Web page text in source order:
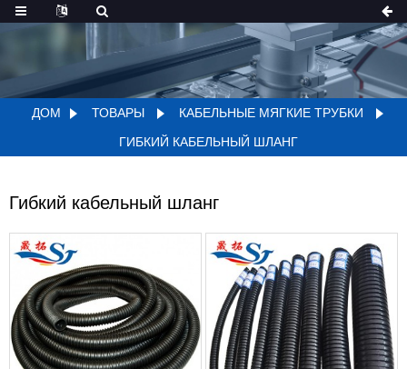
ДОМ ТОВАРЫ
КАБЕЛЬНЫЕ МЯГКИЕ ТРУБКИ
ГИБКИЙ КАБЕЛЬНЫЙ ШЛАНГ
Гибкий кабельный шланг